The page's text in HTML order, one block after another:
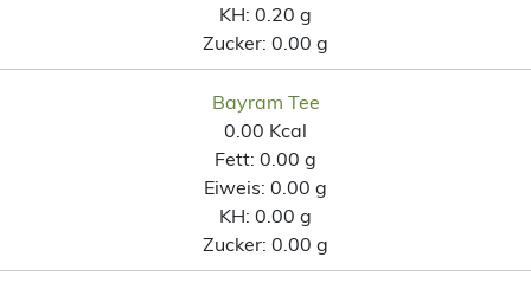
KH: 0.20 g
Zucker: 0.00 g
Bayram Tee
0.00 Kcal
Fett: 0.00 g
Eiweis: 0.00 g
KH: 0.00 g
Zucker: 0.00 g